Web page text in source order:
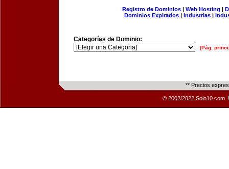
Registro de Dominios| Web Hosting |
Dominios Expirados | Industrias |
Categorías de Dominio:
[Pág.
** Precios
© 2002/2022 Solo10.com